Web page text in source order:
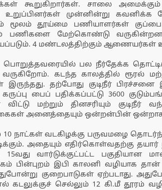
கூறுகிறார்கள். சாலை
உறுப்பினர்கள் முன்னின்று
மூலம் தூய்மை பணியாளர்கள்
பணிகளை மேற்கொண்டு
4 மண்டலத்திற்கும்
பொறுத்தவரையில் பல நீர்தேக்க
கடந்த காலத்தில் ரூரல்
இருந்தது. தற்போது குடிநீர்
கருப்பு பைப் பதிக்கப்பட்டு 3600
விட்டு மற்றும் தினசரியும் குடிநீர்
அனைத்தையும் ஒன்றன்பின் ஒன்றாக
நாட்கள் வடகிழக்கு பருவமழை
அதையும் எதிர்கொள்வதற்கு தயார்
15வது வார்டுக்குட்பட்ட பகுதியான
பின்புறம் இபி காலனி வழியாக தான்
குறைபாடுகள் ஏற்படாது.
கடலுக்குச் செல்லும் 12 கி.மீ தூரம்